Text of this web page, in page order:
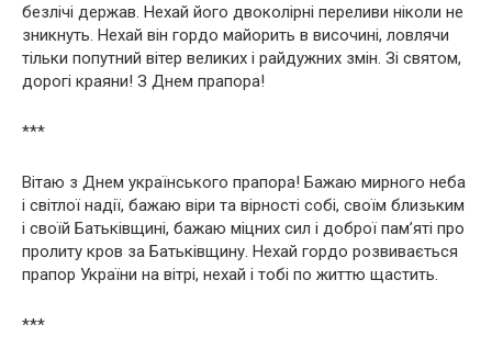
безлічі держав. Нехай його двоколірні переливи ніколи не
зникнуть. Нехай він гордо майорить в височині, ловлячи
тільки попутний вітер великих і райдужних змін. Зі святом,
дорогі краяни! З Днем прапора!
***
Вітаю з Днем українського прапора! Бажаю мирного неба
і світлої надії, бажаю віри та вірності собі, своїм близьким
і своїй Батьківщині, бажаю міцних сил і доброї пам’яті про
пролиту кров за Батьківщину. Нехай гордо розвивається
прапор України на вітрі, нехай і тобі по життю щастить.
***